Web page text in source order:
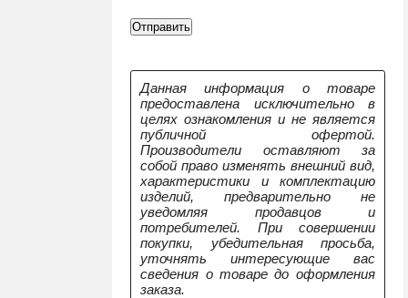
Данная информация о товаре
предоставлена исключительно в
целях ознакомления и не является
публичной офертой.
Производители оставляют за
собой право изменять внешний вид,
характеристики и комплектацию
изделий, предварительно не
уведомляя продавцов и
потребителей. При совершении
покупки, убедительная просьба,
уточнять интересующие вас
сведения о товаре до оформления
заказа.